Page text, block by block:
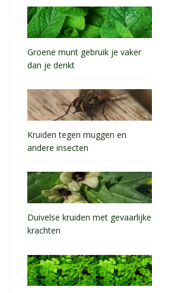
Groene munt gebruik je vaker
dan je denkt
Kruiden tegen muggen en
andere insecten
Duivelse kruiden met gevaarlijke
krachten